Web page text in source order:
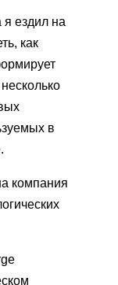
я ездил на
как
в
компания